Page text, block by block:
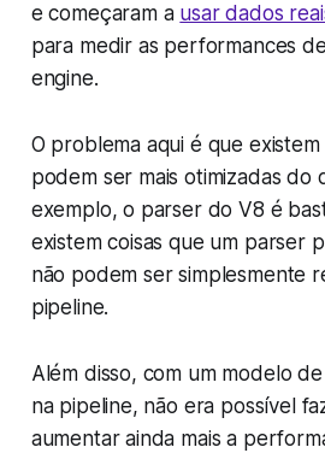
e começaram a usar dados
para medir as performances
engine.
O problema aqui é que existem
podem ser mais otimizadas do
exemplo, o parser do V8 é
existem coisas que um parser
não podem ser simplesmente
pipeline.
Além disso, com um modelo
na pipeline, não era possível
aumentar ainda mais a